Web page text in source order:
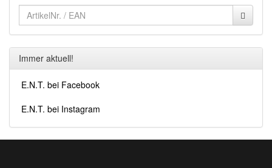
Immer aktuell!
E.N.T. bei Facebook
E.N.T. bei Instagram